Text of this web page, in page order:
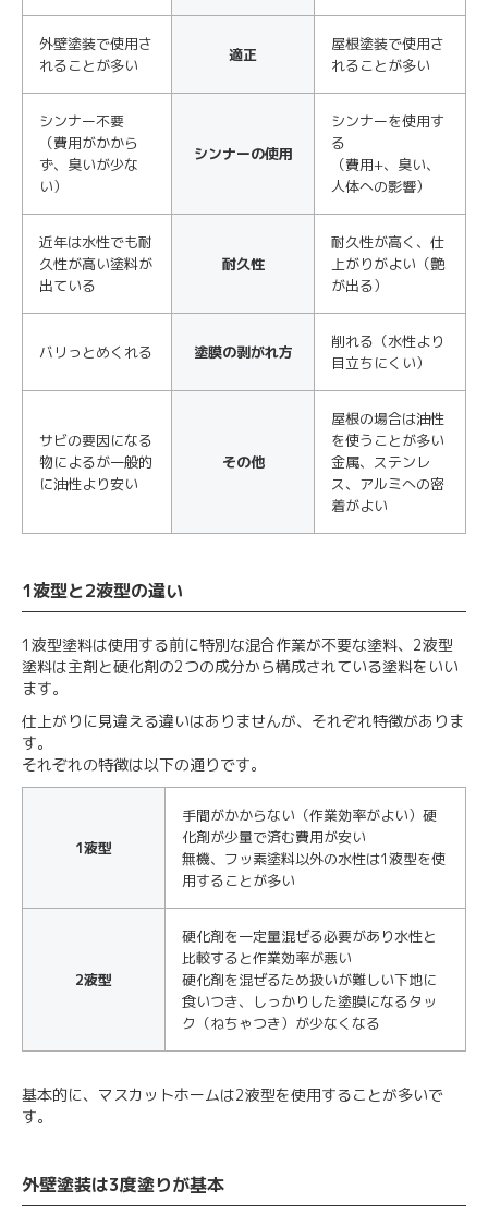
外壁塗装で使用さ
れることが多い
適正
屋根塗装で使用さ
れることが多い
シンナー不要
（費用がかから
ず、臭いが少な
い）
シンナーの使用
シンナーを使用す
る
（費用+、臭い、
人体への影響）
近年は水性でも耐
久性が高い塗料が
出ている
耐久性
耐久性が高く、仕
上がりがよい（艶
が出る）
バリっとめくれる 塗膜の剥がれ方
削れる（水性より
目立ちにくい）
サビの要因になる
物によるが一般的
に油性より安い
その他
屋根の場合は油性
を使うことが多い
金属、ステンレ
ス、アルミへの密
着がよい
1液型と2液型の違い
1液型塗料は使用する前に特別な混合作業が不要な塗料、2液型
塗料は主剤と硬化剤の2つの成分から構成されている塗料をいい
ます。
仕上がりに見違える違いはありませんが、それぞれ特徴がありま
す。
それぞれの特徴は以下の通りです。
1液型
手間がかからない（作業効率がよい）硬
化剤が少量で済む費用が安い
無機、フッ素塗料以外の水性は1液型を使
用することが多い
2液型
硬化剤を一定量混ぜる必要があり水性と
比較すると作業効率が悪い
硬化剤を混ぜるため扱いが難しい下地に
食いつき、しっかりした塗膜になるタッ
ク（ねちゃつき）が少なくなる
基本的に、マスカットホームは2液型を使用することが多いで
す。
外壁塗装は3度塗りが基本